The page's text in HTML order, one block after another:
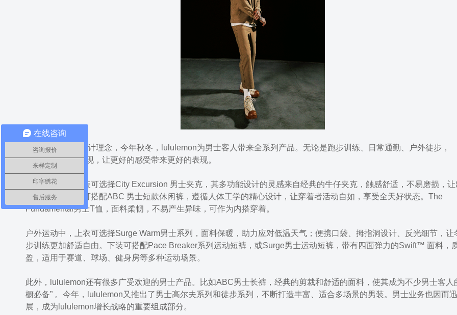
基于“触感科学”设计理念，今年秋冬，lululemon为男士客人带来全系列产品。无论是跑步训练、日常通勤、户外徒步，
lululemon为你实现，让更好的感受带来更好的表现。
日常出行时，上装可选择City Excursion 男士夹克，其多功能设计的灵感来自经典的牛仔夹克，触感舒适，不易磨损，
倍感自由。下装可搭配ABC 男士短款休闲裤，遵循人体工学的精心设计，让穿着者活动自如，享受全天好状态。The
Fundamental男士T恤，面料柔韧，不易产生异味，可作为内搭穿着。
户外运动中，上衣可选择Surge Warm男士系列，面料保暖，助力应对低温天气；便携口袋、拇指洞设计、反光细节，让
步训练更加舒适自由。下装可搭配Pace Breaker系列运动短裤，或Surge男士运动短裤，带有四面弹力的Swift™ 面料，
盈，适用于赛道、球场、健身房等多种运动场景。
此外，lululemon还有很多广受欢迎的男士产品。比如ABC男士长裤，经典的剪裁和舒适的面料，使其成为不少男士客人
橱必备” 。今年，lululemon又推出了男士高尔夫系列和徒步系列，不断打造丰富、适合多场景的男装。男士业务也因而
展，成为lululemon增长战略的重要组成部分。
在线咨询
咨询报价
来样定制
印字绣花
售后服务